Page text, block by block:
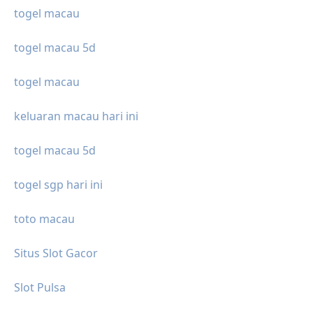
togel macau
togel macau 5d
togel macau
keluaran macau hari ini
togel macau 5d
togel sgp hari ini
toto macau
Situs Slot Gacor
Slot Pulsa